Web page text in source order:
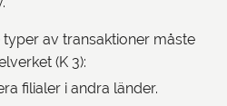
av transaktioner måste
(K 3):
filialer i andra länder.